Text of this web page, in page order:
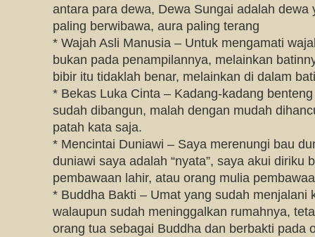
antara para dewa, Dewa Sungai adalah dewa
paling berwibawa, aura paling terang
* Wajah Asli Manusia – Untuk mengamati
bukan pada penampilannya, melainkan
bibir itu tidaklah benar, melainkan di dalam
* Bekas Luka Cinta – Kadang-kadang
sudah dibangun, malah dengan mudah
patah kata saja.
* Mencintai Duniawi – Saya merenungi bau
duniawi saya adalah “nyata”, saya akui diriku
pembawaan lahir, atau orang mulia
* Buddha Bakti – Umat yang sudah menjalani
walaupun sudah meninggalkan rumahnya,
orang tua sebagai Buddha dan berbakti pada